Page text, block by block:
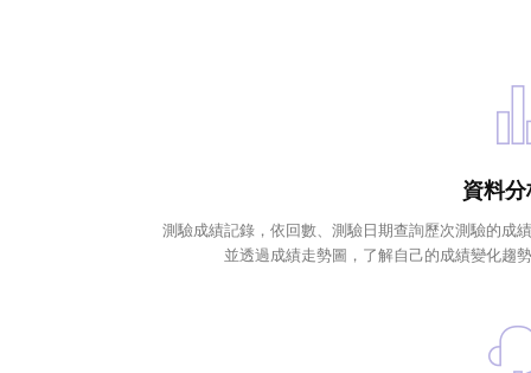
資料分
測驗成績記錄，依回數、測驗日期查詢歷次測驗的成
並透過成績走勢圖，了解自己的成績變化趨